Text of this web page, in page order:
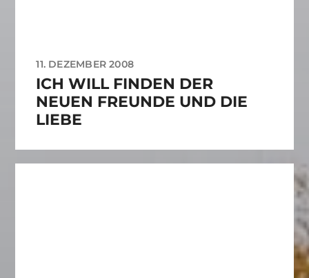
11. DEZEMBER 2008
ICH WILL FINDEN DER
NEUEN FREUNDE UND DIE
LIEBE